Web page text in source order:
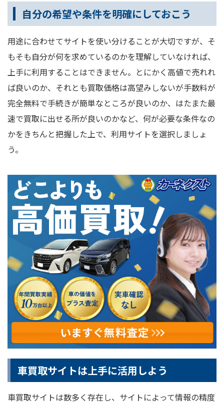
自分の希望や条件を明確にしておこう
用途に合わせてサイトを使い分けることが大切ですが、そ
もそも自分が何を求めているのかを理解していなければ、
上手に利用することはできません。とにかく高値で売れれ
ば良いのか、それとも買取価格は高望みしないが手数料が
完全無料で手続きが簡単なところが良いのか、はたまた最
速で買取に出せる所が良いのかなど、何が必要な条件なの
かをきちんと把握した上で、利用サイトを選択しましょ
う。
車買取サイトは上手に活用しよう
車買取サイトは数多く存在し、サイトによって情報の精度